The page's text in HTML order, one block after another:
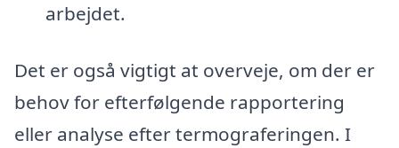
arbejdet.
Det er også vigtigt at overveje, om der er
behov for efterfølgende rapportering
eller analyse efter termograferingen. I